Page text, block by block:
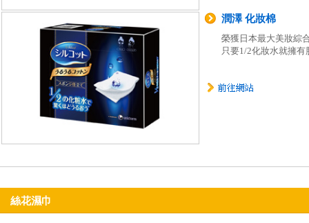
潤澤 化妝棉
榮獲日本最大美妝綜
只要1/2化妝水就擁有
絲花濕巾